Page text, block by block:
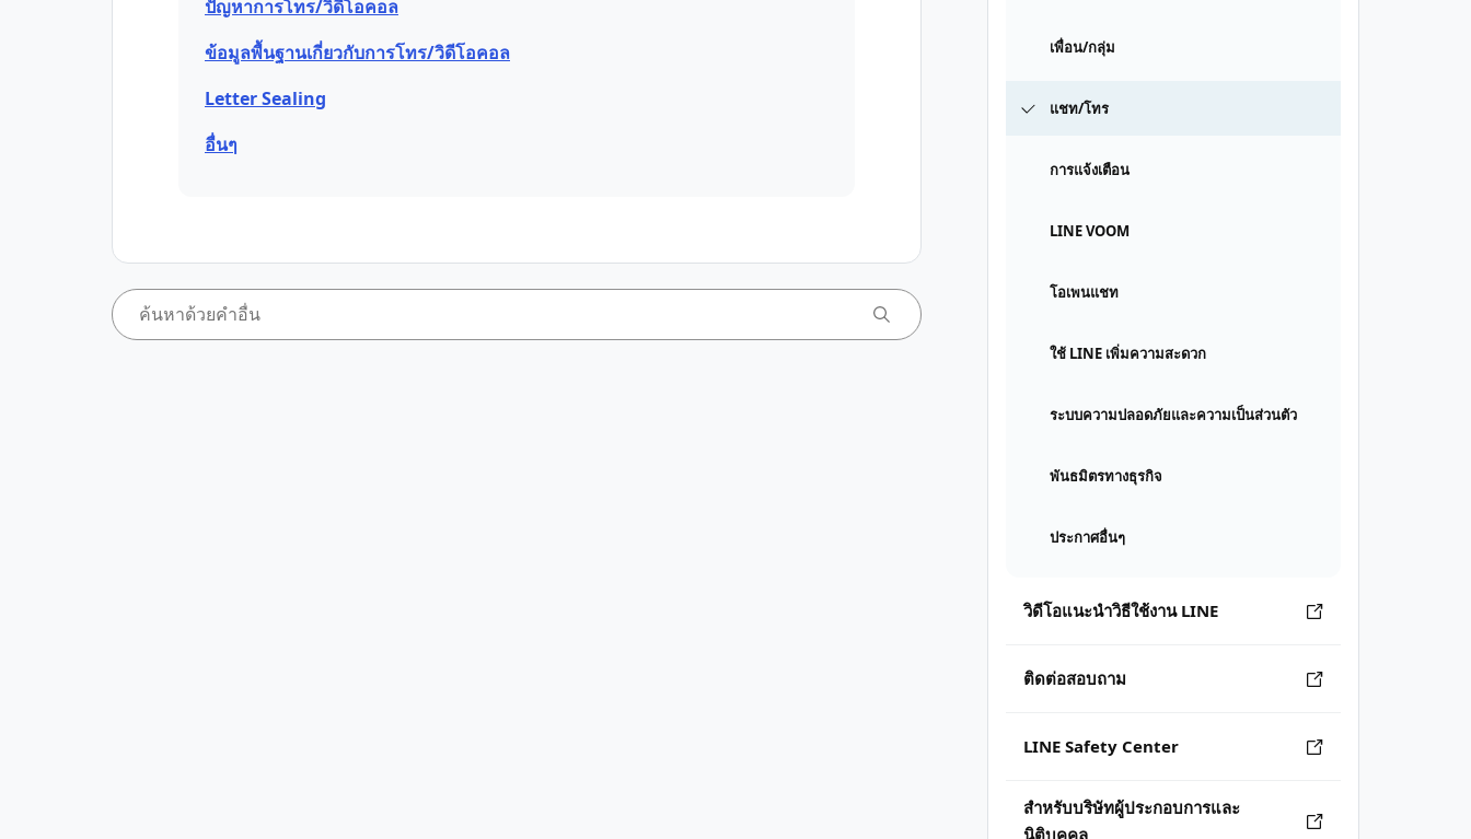
เพื่อน/กลุ่ม
แชท/โทร
การแจ้งเตือน
LINE VOOM
โอเพนแชท
ใช้ LINE เพิ่มความสะดวก
ระบบความปลอดภัยและความเป็นส่วนตัว
พันธมิตรทางธุรกิจ
ประกาศอื่นๆ
วิดีโอแนะนำวิธีใช้งาน LINE
ติดต่อสอบถาม
LINE Safety Center
สำหรับบริษัทผู้ประกอบการและ
นิติบุคคล
ปัญหาการโทร/วิดีโอคอล
ข้อมูลพื้นฐานเกี่ยวกับการโทร/วิดีโอคอล
Letter Sealing
อื่นๆ